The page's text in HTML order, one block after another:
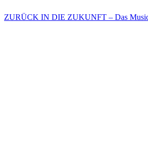
ZURÜCK IN DIE ZUKUNFT – Das